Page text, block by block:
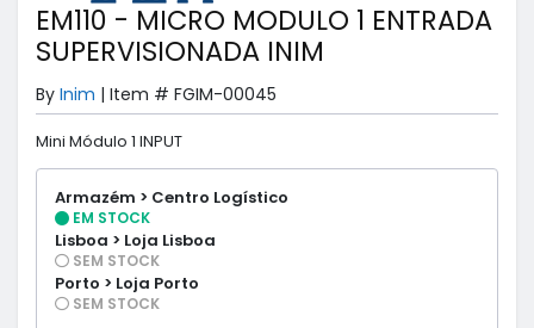
EM110 - MICRO MODULO 1 ENTRADA
SUPERVISIONADA INIM
By Inim | Item # FGIM-00045
Mini Módulo 1 INPUT
Armazém > Centro Logístico
EM STOCK
Lisboa > Loja Lisboa
SEM STOCK
Porto > Loja Porto
SEM STOCK